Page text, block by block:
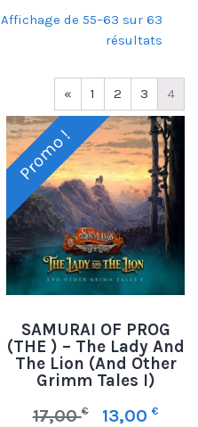
Affichage de 55–63 sur 63
résultats
« 1 2 3 4
Promo !
SAMURAI OF PROG
(THE ) – The Lady And
The Lion (And Other
Grimm Tales I)
17,00€ 13,00 €